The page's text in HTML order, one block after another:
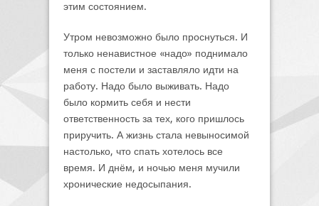
этим состоянием.
Утром невозможно было проснуться. И
только ненавистное «надо» поднимало
меня с постели и заставляло идти на
работу. Надо было выживать. Надо
было кормить себя и нести
ответственность за тех, кого пришлось
приручить. А жизнь стала невыносимой
настолько, что спать хотелось все
время. И днём, и ночью меня мучили
хронические недосыпания.